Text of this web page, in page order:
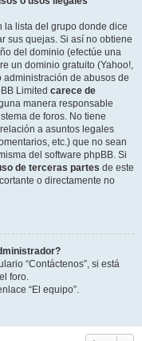
la lista del grupo donde dice
sus quejas. Si así no obtiene
del dominio (efectúe una
un dominio gratuito (Yahoo!,
administración de abusos de
Limited carece de
manera responsable
de foros. No tiene
a asuntos legales
etc.) que no sean
del software phpBB. Si
de terceras partes de este
o directamente no
“Contáctenos”, si está
foro.
“El equipo”.